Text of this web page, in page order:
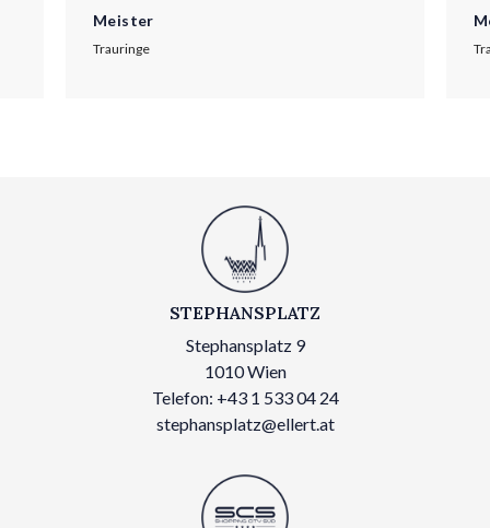
Meister
Trauringe
STEPHANSPLATZ
Stephansplatz 9
1010 Wien
Telefon: +43 1 533 04 24
stephansplatz@ellert.at